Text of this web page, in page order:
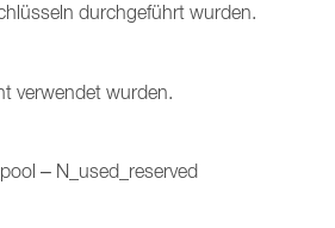
durchgeführt wurden.
verwendet wurden.
– N_used_reserved